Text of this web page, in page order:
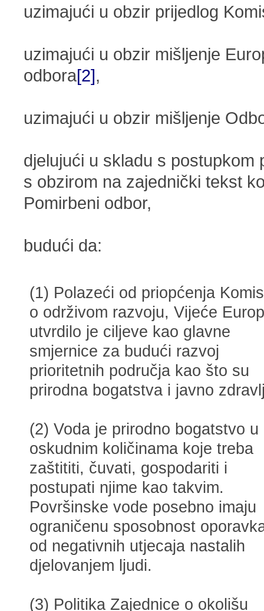
uzimajući u obzir prijedlog
uzimajući u obzir mišljenje
odbora[2],
uzimajući u obzir mišljenje
djelujući u skladu s
s obzirom na zajednički tekst
Pomirbeni odbor,
budući da:
(1) Polazeći od priopćenja
o održivom razvoju, Vijeće
utvrdilo je ciljeve kao glavne
smjernice za budući razvoj
prioritetnih područja kao što su
prirodna bogatstva i javno
(2) Voda je prirodno bogatstvo u
oskudnim količinama koje treba
zaštititi, čuvati, gospodariti i
postupati njime kao takvim.
Površinske vode posebno imaju
ograničenu sposobnost
od negativnih utjecaja nastalih
djelovanjem ljudi.
(3) Politika Zajednice o okolišu